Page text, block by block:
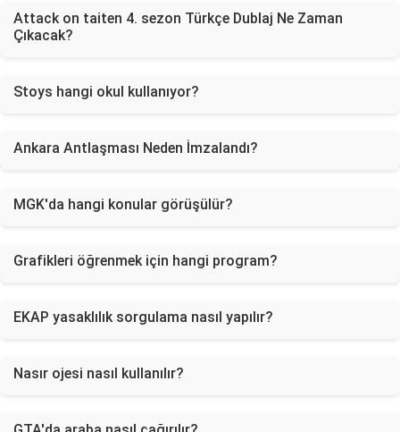
Attack on taiten 4. sezon Türkçe Dublaj Ne Zaman
Çıkacak?
Stoys hangi okul kullanıyor?
Ankara Antlaşması Neden İmzalandı?
MGK'da hangi konular görüşülür?
Grafikleri öğrenmek için hangi program?
EKAP yasaklılık sorgulama nasıl yapılır?
Nasır ojesi nasıl kullanılır?